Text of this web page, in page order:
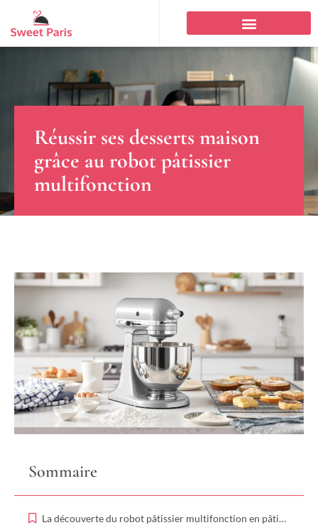
Réussir ses desserts maison
grâce au robot pâtissier
multifonction
Sommaire
La découverte du robot pâtissier multifonction en pâtisserie maison